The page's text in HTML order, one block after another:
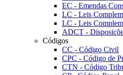
EC - Emendas
LC - Leis
LC - Leis
ADCT -
Códigos
CC - Código Civil
CPC - Código de
CTN - Código